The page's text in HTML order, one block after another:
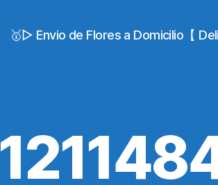
🥇▷ Envio de Flores a Domicilio【